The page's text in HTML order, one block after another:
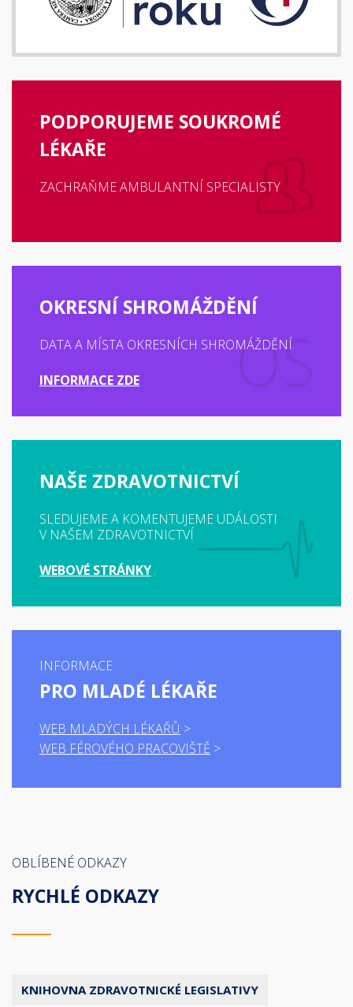
PODPORUJEME SOUKROMÉ
LÉKAŘE
ZACHRAŇME AMBULANTNÍ SPECIALISTY
OKRESNÍ SHROMÁŽDĚNÍ
DATA A MÍSTA OKRESNÍCH SHROMÁŽDĚNÍ
INFORMACE ZDE
NAŠE ZDRAVOTNICTVÍ
SLEDUJEME A KOMENTUJEME UDÁLOSTI
V NAŠEM ZDRAVOTNICTVÍ
WEBOVÉ STRÁNKY
INFORMACE
PRO MLADÉ LÉKAŘE
WEB MLADÝCH LÉKAŘŮ
WEB FÉROVÉHO PRACOVIŠTĚ
OBLÍBENÉ ODKAZY
RYCHLÉ ODKAZY
KNIHOVNA ZDRAVOTNICKÉ LEGISLATIVY